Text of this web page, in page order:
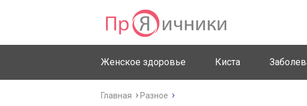
Женское здоровье Киста
Главная Разное